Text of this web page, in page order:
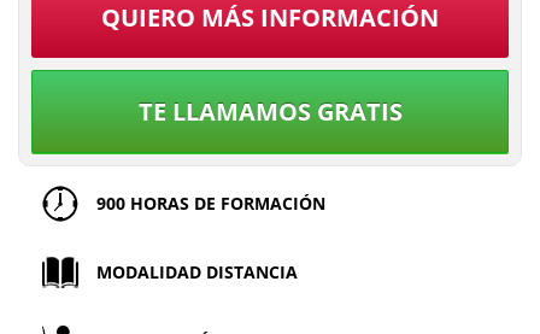
QUIERO MÁS INFORMACIÓN
TE LLAMAMOS GRATIS
900 HORAS DE FORMACIÓN
MODALIDAD DISTANCIA